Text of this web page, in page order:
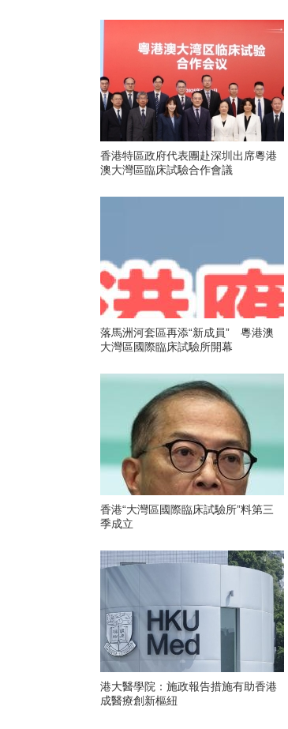
香港特區政府代表團赴深圳出席粵港
澳大灣區臨床試驗合作會議
落馬洲河套區再添“新成員” 粵港澳
大灣區國際臨床試驗所開幕
香港“大灣區國際臨床試驗所”料第三
季成立
港大醫學院：施政報告措施有助香港
成醫療創新樞紐